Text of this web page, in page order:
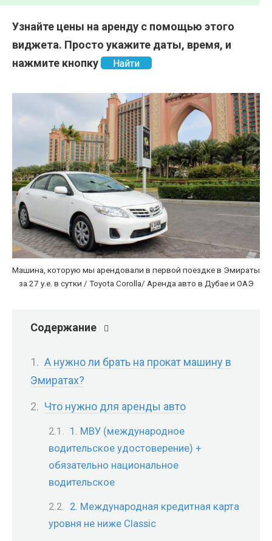
Узнайте цены на аренду с помощью этого
виджета. Просто укажите даты, время, и
нажмите кнопку
Найти
Машина, которую мы арендовали в первой поездке в Эмираты
за 27 у.е. в сутки / Toyota Corolla/ Аренда авто в Дубае и ОАЭ
Содержание
А нужно ли брать на прокат машину в
Эмиратах?
Что нужно для аренды авто
1. МВУ (международное
водительское удостоверение) +
обязательно национальное
водительское
2. Международная кредитная карта
уровня не ниже Classic